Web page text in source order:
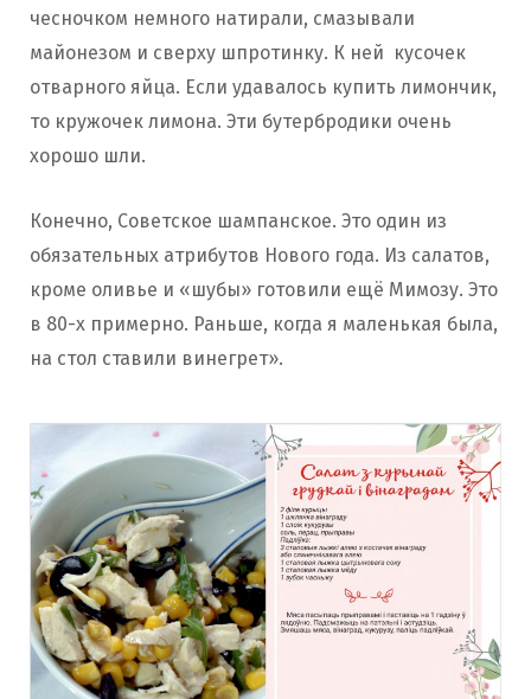
чесночком немного натирали, смазывали
майонезом и сверху шпротинку. К ней кусочек
отварного яйца. Если удавалось купить лимончик,
то кружочек лимона. Эти бутербродики очень
хорошо шли.
Конечно, Советское шампанское. Это один из
обязательных атрибутов Нового года. Из салатов,
кроме оливье и «шубы» готовили ещё Мимозу. Это
в 80-х примерно. Раньше, когда я маленькая была,
на стол ставили винегрет».